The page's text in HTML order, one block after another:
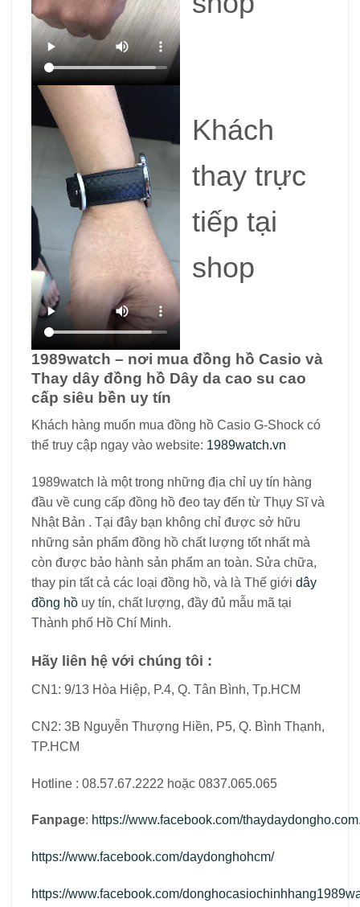
Khách
thay trực
tiếp tại
shop
1989watch – nơi mua đồng hồ Casio và
Thay dây đồng hồ Dây da cao su cao
cấp siêu bền uy tín
Khách hàng muốn mua đồng hồ Casio G-Shock có
thể truy cập ngay vào website: 1989watch.vn
1989watch là một trong những địa chỉ uy tín hàng
đầu về cung cấp đồng hồ đeo tay đến từ Thụy Sĩ và
Nhật Bản . Tại đây bạn không chỉ được sở hữu
những sản phẩm đồng hồ chất lượng tốt nhất mà
còn được bảo hành sản phẩm an toàn. Sửa chữa,
thay pin tất cả các loại đồng hồ, và là Thế giới dây
đồng hồ uy tín, chất lượng, đầy đủ mẫu mã tại
Thành phố Hồ Chí Minh.
Hãy liên hệ với chúng tôi :
CN1: 9/13 Hòa Hiệp, P.4, Q. Tân Bình, Tp.HCM
CN2: 3B Nguyễn Thượng Hiền, P5, Q. Bình Thạnh,
TP.HCM
Hotline : 08.57.67.2222 hoặc 0837.065.065
Fanpage: https://www.facebook.com/
https://www.facebook.com/daydonghohcm/
https://www.facebook.com/